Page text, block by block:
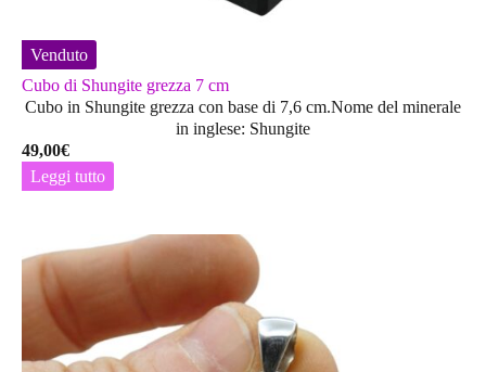
Venduto
Cubo di Shungite grezza 7 cm
Cubo in Shungite grezza con base di 7,6 cm.Nome del minerale
in inglese: Shungite
49,00€
Leggi tutto